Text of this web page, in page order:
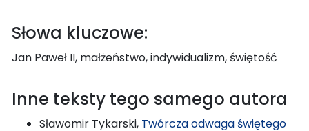
Słowa kluczowe:
Jan Paweł II, małżeństwo, indywidualizm, świętość
Inne teksty tego samego autora
Sławomir Tykarski, Twórcza odwaga świętego